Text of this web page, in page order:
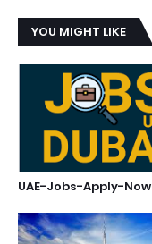
YOU MIGHT LIKE
UAE-Jobs-Apply-Now